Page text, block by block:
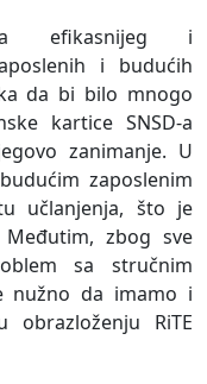
efikasnijeg i
i budućih
da bi bilo mnogo
kartice SNSD-a
zanimanje. U
zaposlenim
učlanjenja, što je
Međutim, zbog sve
sa stručnim
nužno da imamo i
RiTE